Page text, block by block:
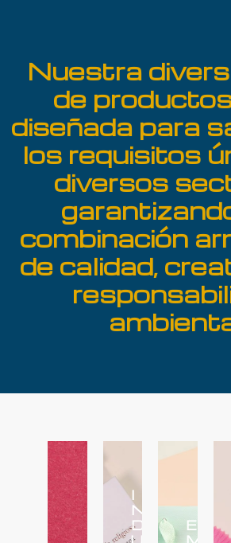
Nuestra
de
diseñada para
los requisitos
diversos
combinación
de calidad,
I
N
D
E